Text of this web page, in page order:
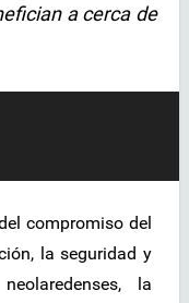
a cerca de
compromiso del
la seguridad y
la